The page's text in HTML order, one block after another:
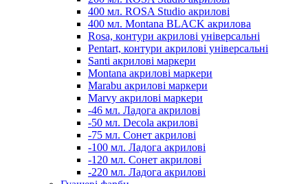
400 мл. ROSA Studio акрилові
400 мл. Montana BLACK акрилова
Rosa, контури акрилові універсальні
Pentart, контури акрилові універсальні
Santi акрилові маркери
Montana акрилові маркери
Marabu акрилові маркери
Marvy акрилові маркери
-46 мл. Ладога акрилові
-50 мл. Decola акрилові
-75 мл. Сонет акрилові
-100 мл. Ладога акрилові
-120 мл. Сонет акрилові
-220 мл. Ладога акрилові